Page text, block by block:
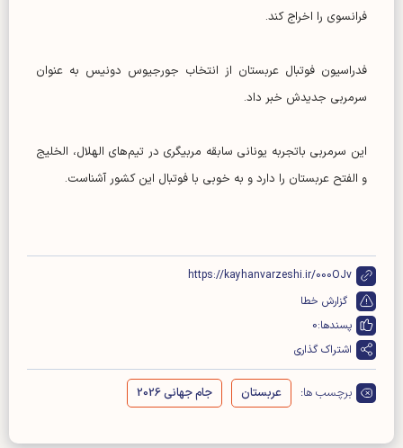
فرانسوی را اخراج‌ کند.
فدراسیون فوتبال عربستان از انتخاب جورجیوس دونیس به عنوان
سرمربی جدیدش خبر داد.
این سرمربی باتجربه یونانی سابقه مربیگری در تیم‌های الهلال، الخلیج
و الفتح عربستان را دارد و به خوبی با فوتبال این کشور آشناست.
https://kayhanvarzeshi.ir/000OJv
گزارش خطا
پسندها:0
اشتراک گذاری
برچسب ها: عربستان جام جهانی 2026